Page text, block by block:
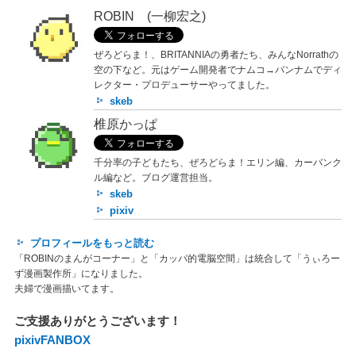
ROBIN (一柳宏之)
ぜろどらま！、BRITANNIAの勇者たち、みんなNorrathの
空の下など。元はゲーム開発者でナムコ→バンナムでディ
レクター・プロデューサーやってました。
skeb
椎原かっぱ
千分率の子どもたち、ぜろどらま！エリン編、カーバンク
ル編など。ブログ運営担当。
skeb
pixiv
プロフィールをもっと読む
「ROBINのまんがコーナー」と「カッパ的電脳空間」は統合して「うぃろー
ず漫画製作所」になりました。
夫婦で漫画描いてます。
ご支援ありがとうございます！
pixivFANBOX